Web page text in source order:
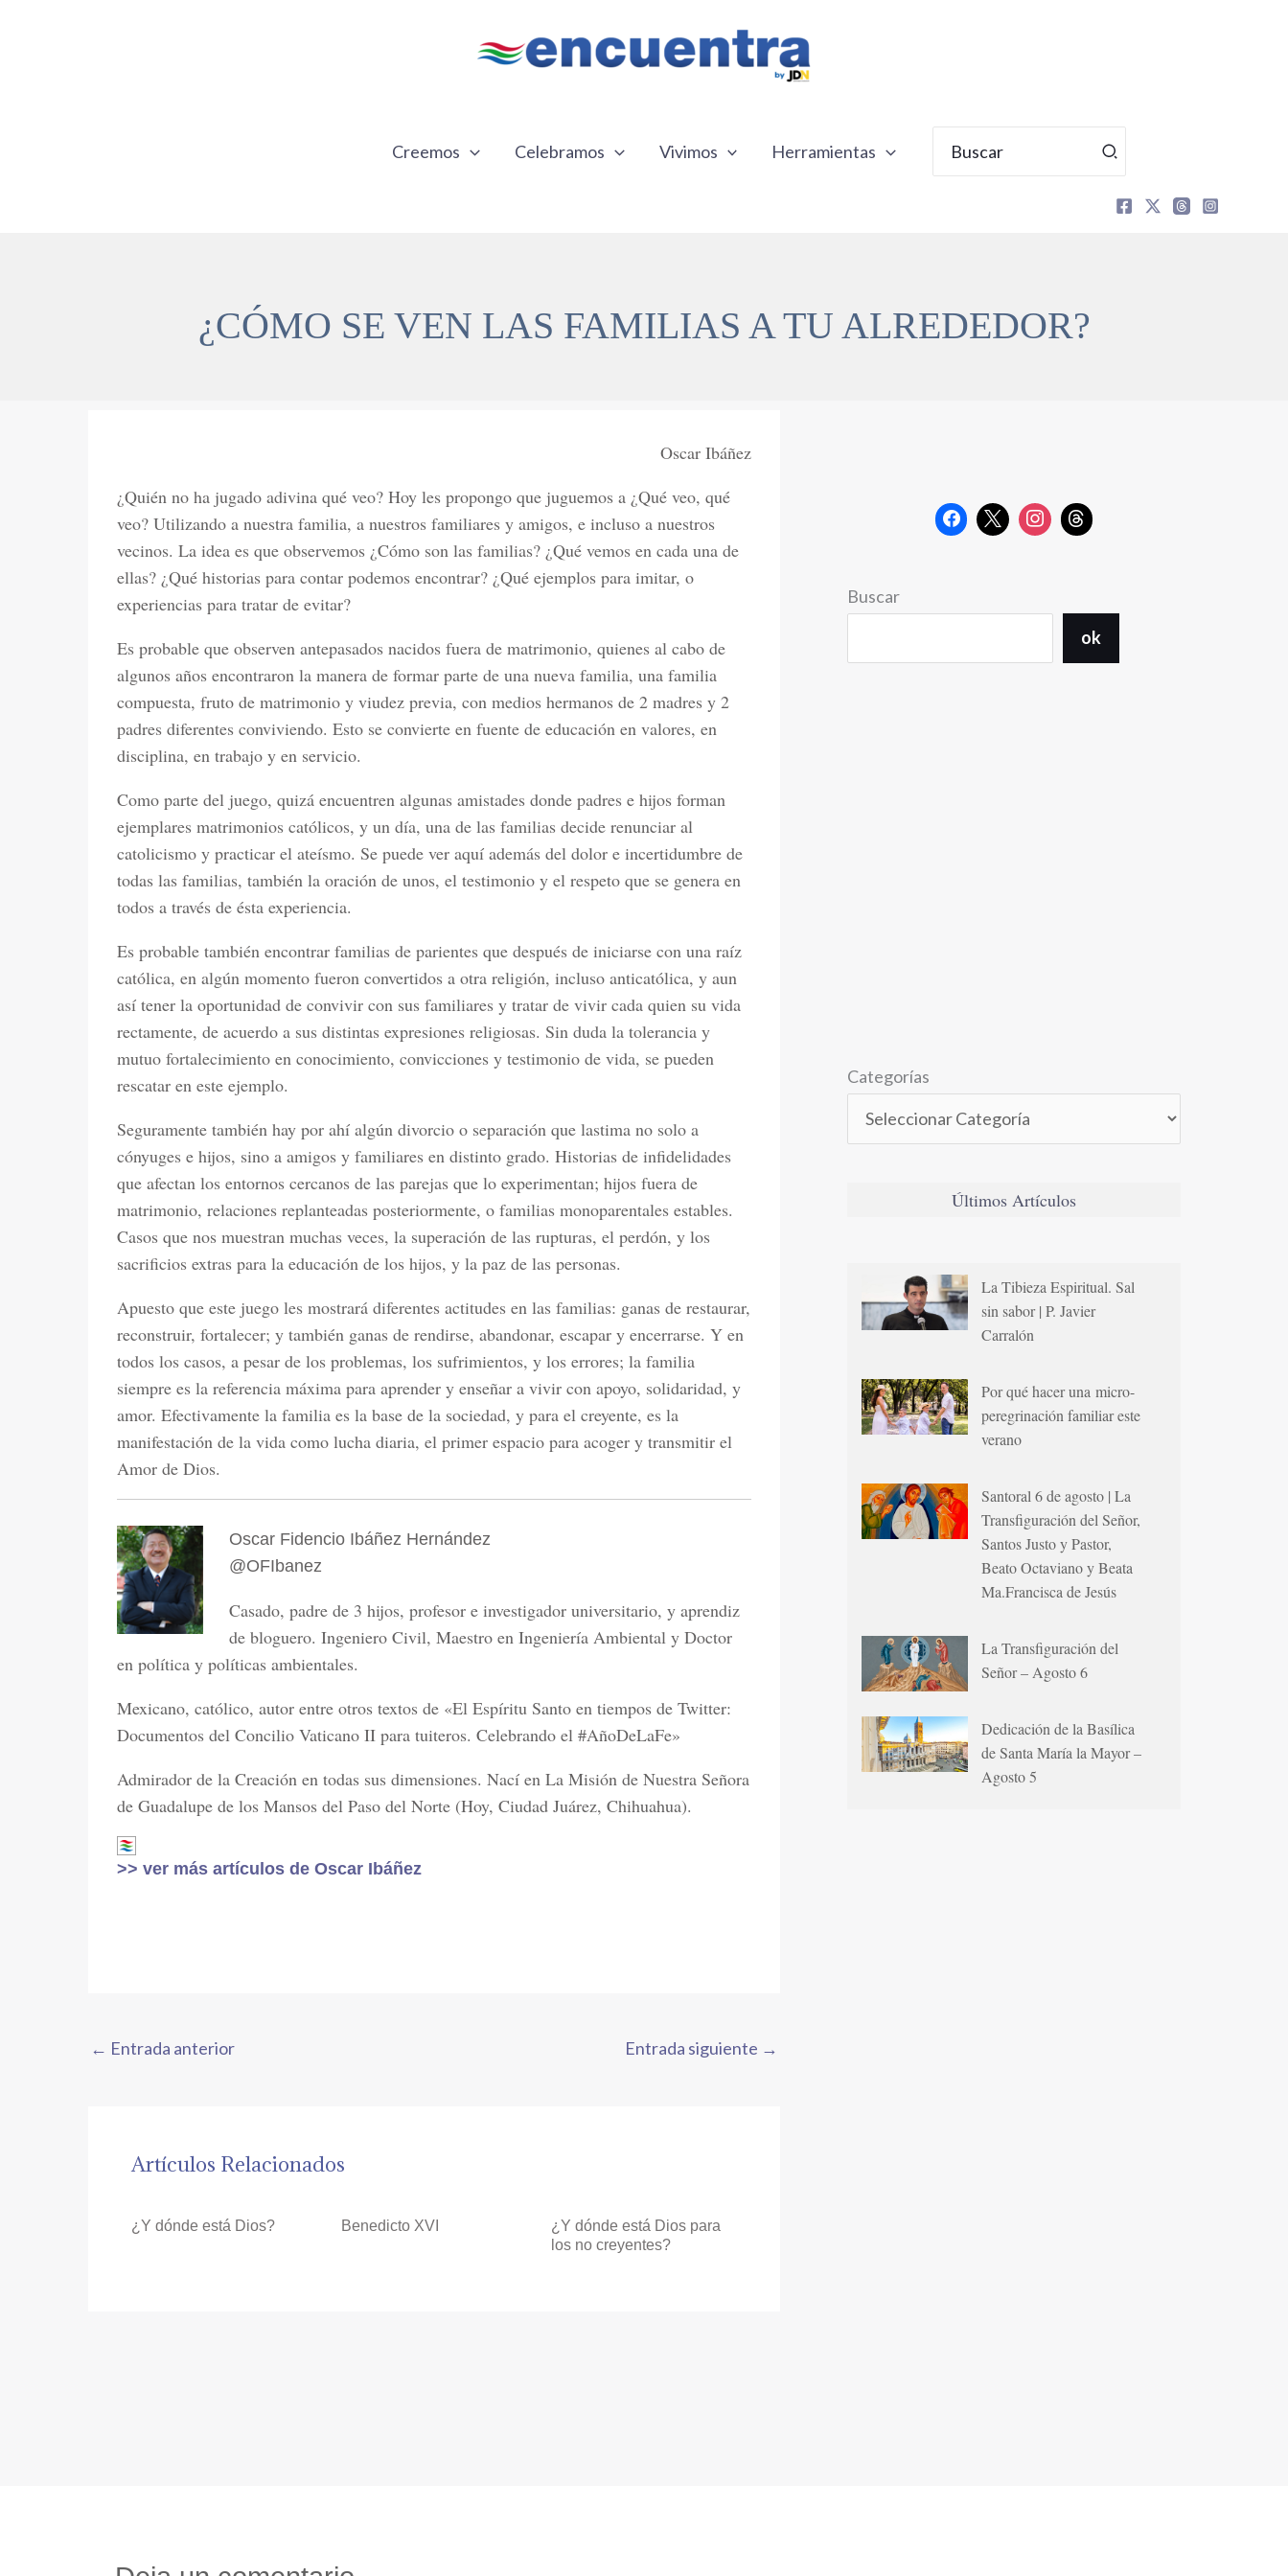
Creemos Celebramos Vivimos Herramientas
por:
¿CÓMO SE VEN LAS FAMILIAS A TU ALREDEDOR?
Oscar Ibáñez
¿Quién no ha jugado adivina qué veo? Hoy les propongo que juguemos a ¿Qué veo, qué
veo? Utilizando a nuestra familia, a nuestros familiares y amigos, e incluso a nuestros
vecinos. La idea es que observemos ¿Cómo son las familias? ¿Qué vemos en cada una de
ellas? ¿Qué historias para contar podemos encontrar? ¿Qué ejemplos para imitar, o
experiencias para tratar de evitar?
Es probable que observen antepasados nacidos fuera de matrimonio, quienes al cabo de
algunos años encontraron la manera de formar parte de una nueva familia, una familia
compuesta, fruto de matrimonio y viudez previa, con medios hermanos de 2 madres y 2
padres diferentes conviviendo. Esto se convierte en fuente de educación en valores, en
disciplina, en trabajo y en servicio.
Como parte del juego, quizá encuentren algunas amistades donde padres e hijos forman
ejemplares matrimonios católicos, y un día, una de las familias decide renunciar al
catolicismo y practicar el ateísmo. Se puede ver aquí además del dolor e incertidumbre de
todas las familias, también la oración de unos, el testimonio y el respeto que se genera en
todos a través de ésta experiencia.
Es probable también encontrar familias de parientes que después de iniciarse con una raíz
católica, en algún momento fueron convertidos a otra religión, incluso anticatólica, y aun
así tener la oportunidad de convivir con sus familiares y tratar de vivir cada quien su vida
rectamente, de acuerdo a sus distintas expresiones religiosas. Sin duda la tolerancia y
mutuo fortalecimiento en conocimiento, convicciones y testimonio de vida, se pueden
rescatar en este ejemplo.
Seguramente también hay por ahí algún divorcio o separación que lastima no solo a
cónyuges e hijos, sino a amigos y familiares en distinto grado. Historias de infidelidades
que afectan los entornos cercanos de las parejas que lo experimentan; hijos fuera de
matrimonio, relaciones replanteadas posteriormente, o familias monoparentales estables.
Casos que nos muestran muchas veces, la superación de las rupturas, el perdón, y los
sacrificios extras para la educación de los hijos, y la paz de las personas.
Apuesto que este juego les mostrará diferentes actitudes en las familias: ganas de restaurar,
reconstruir, fortalecer; y también ganas de rendirse, abandonar, escapar y encerrarse. Y en
todos los casos, a pesar de los problemas, los sufrimientos, y los errores; la familia
siempre es la referencia máxima para aprender y enseñar a vivir con apoyo, solidaridad, y
amor. Efectivamente la familia es la base de la sociedad, y para el creyente, es la
manifestación de la vida como lucha diaria, el primer espacio para acoger y transmitir el
Amor de Dios.
Oscar Fidencio Ibáñez Hernández
@OFIbanez
Casado, padre de 3 hijos, profesor e investigador universitario, y aprendiz
de bloguero. Ingeniero Civil, Maestro en Ingeniería Ambiental y Doctor
en política y políticas ambientales.
Mexicano, católico, autor entre otros textos de «El Espíritu Santo en tiempos de Twitter:
Documentos del Concilio Vaticano II para tuiteros. Celebrando el #AñoDeLaFe»
Admirador de la Creación en todas sus dimensiones. Nací en La Misión de Nuestra Señora
de Guadalupe de los Mansos del Paso del Norte (Hoy, Ciudad Juárez, Chihuahua).
>> ver más artículos de Oscar Ibáñez
← Entrada anterior Entrada siguiente →
Artículos Relacionados
¿Y dónde está Dios? Benedicto XVI
¿Y dónde está Dios para
los no creyentes?
Buscar
ok
Categorías
Últimos Artículos
La Tibieza Espiritual. Sal
sin sabor | P. Javier
Carralón
Por qué hacer una micro-
peregrinación familiar este
verano
Santoral 6 de agosto | La
Transfiguración del Señor,
Santos Justo y Pastor,
Beato Octaviano y Beata
Ma.Francisca de Jesús
La Transfiguración del
Señor – Agosto 6
Dedicación de la Basílica
de Santa María la Mayor –
Agosto 5